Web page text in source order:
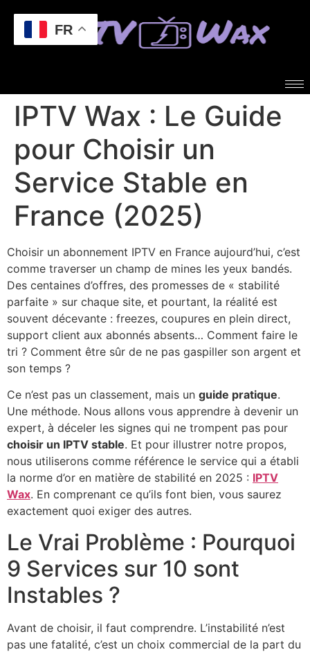
IPTV Wax : Le Guide
pour Choisir un
Service Stable en
France (2025)
Choisir un abonnement IPTV en France aujourd’hui, c’est
comme traverser un champ de mines les yeux bandés.
Des centaines d’offres, des promesses de « stabilité
parfaite » sur chaque site, et pourtant, la réalité est
souvent décevante : freezes, coupures en plein direct,
support client aux abonnés absents… Comment faire le
tri ? Comment être sûr de ne pas gaspiller son argent et
son temps ?
Ce n’est pas un classement, mais un guide pratique.
Une méthode. Nous allons vous apprendre à devenir un
expert, à déceler les signes qui ne trompent pas pour
choisir un IPTV stable. Et pour illustrer notre propos,
nous utiliserons comme référence le service qui a établi
la norme d’or en matière de stabilité en 2025 : IPTV
Wax. En comprenant ce qu’ils font bien, vous saurez
exactement quoi exiger des autres.
Le Vrai Problème : Pourquoi
9 Services sur 10 sont
Instables ?
Avant de choisir, il faut comprendre. L’instabilité n’est
pas une fatalité, c’est un choix commercial de la part du
FR